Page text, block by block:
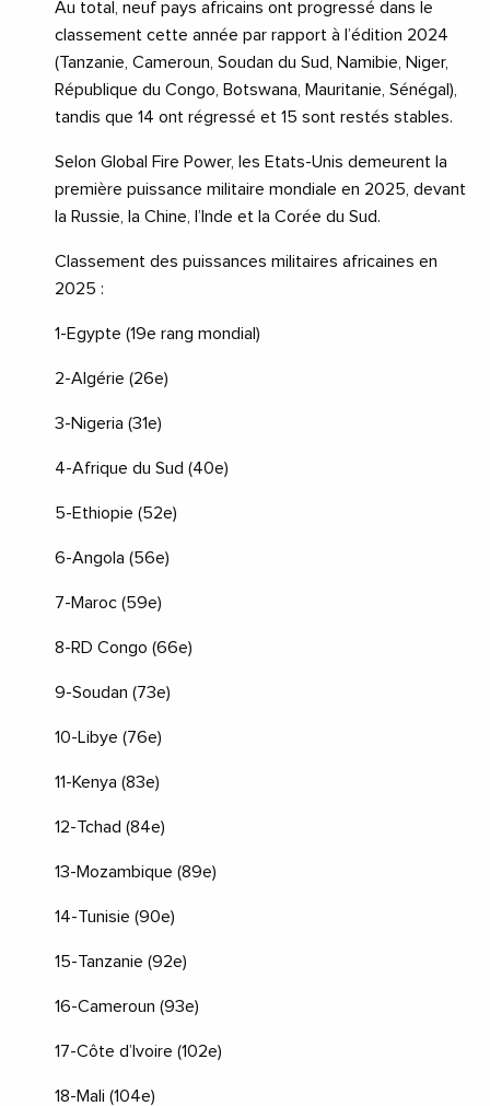
Au total, neuf pays africains ont progressé dans le
classement cette année par rapport à l’édition 2024
(Tanzanie, Cameroun, Soudan du Sud, Namibie, Niger,
République du Congo, Botswana, Mauritanie, Sénégal),
tandis que 14 ont régressé et 15 sont restés stables.
Selon Global Fire Power, les Etats-Unis demeurent la
première puissance militaire mondiale en 2025, devant
la Russie, la Chine, l’Inde et la Corée du Sud.
Classement des puissances militaires africaines en
2025 :
1-Egypte (19e rang mondial)
2-Algérie (26e)
3-Nigeria (31e)
4-Afrique du Sud (40e)
5-Ethiopie (52e)
6-Angola (56e)
7-Maroc (59e)
8-RD Congo (66e)
9-Soudan (73e)
10-Libye (76e)
11-Kenya (83e)
12-Tchad (84e)
13-Mozambique (89e)
14-Tunisie (90e)
15-Tanzanie (92e)
16-Cameroun (93e)
17-Côte d’Ivoire (102e)
18-Mali (104e)